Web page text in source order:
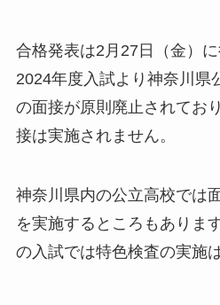
合格発表は2月27日（金）に
2024年度入試より神奈川県
の面接が原則廃止されてお
接は実施されません。
神奈川県内の公立高校では
を実施するところもありま
の入試では特色検査の実施